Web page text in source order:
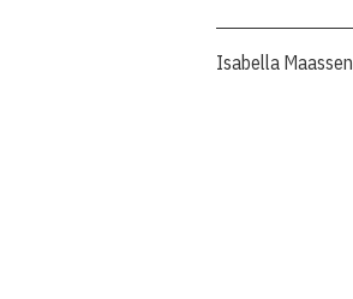
Isabella Maassen